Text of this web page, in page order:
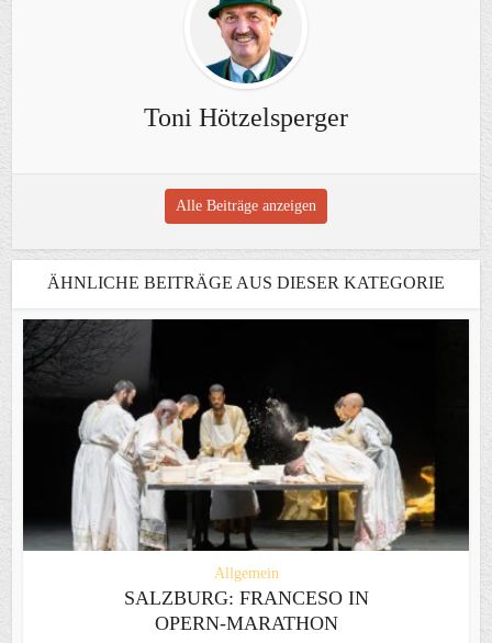
Toni Hötzelsperger
Alle Beiträge anzeigen
ÄHNLICHE BEITRÄGE AUS DIESER KATEGORIE
Allgemein
SALZBURG: FRANCESO IN
OPERN-MARATHON